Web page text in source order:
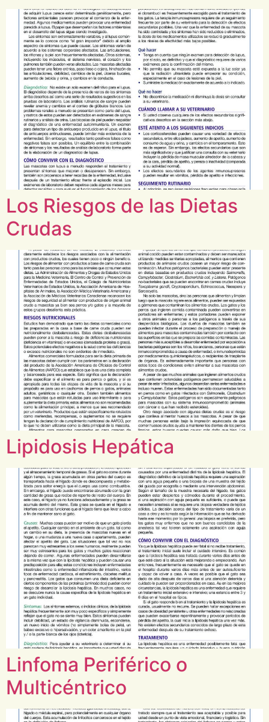
Los Riesgos de las Dietas
Crudas
Lipidosis Hepática
Linfoma Periférico o
Multicéntrico